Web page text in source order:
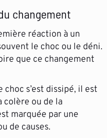
changement
réaction à un
le choc ou le déni.
que ce changement
choc s’est dissipé, il est
colère ou de la
marquée par une
de causes.